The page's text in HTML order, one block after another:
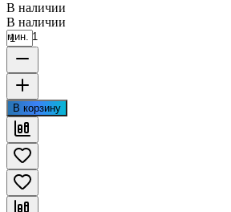
В наличии
В наличии
мин. 1
В корзину